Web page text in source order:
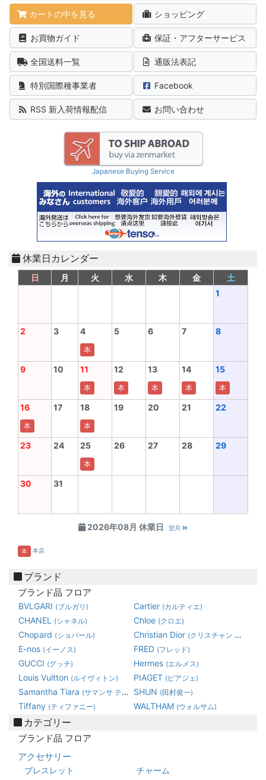
カートの中を見る ショッピング
お買物ガイド 保証・アフターサービス
全国送料一覧 通販法表記
特別国際種事業者 Facebook
RSS 新入荷情報配信 お問い合わせ
Japanese Buying Service
休業日カレンダー
2026年08月 休業日 翌月
日 月 火 水 木 金
土
1
2 3 4
本
5 6 7 8
9 10 11
本
12
本
13
本
14
本
15
本
16
本
17 18
本
19 20 21 22
23 24 25
本
26 27 28 29
30 31
本 本店
ブランド
ブランド品 フロア
BVLGARI (ブルガリ) Cartier (カルティエ)
CHANEL (シャネル) Chloe (クロエ)
Chopard (ショパール) Christian Dior (クリスチャン ディオール)
E-nos (イーノス) FRED (フレッド)
GUCCI (グッチ) Hermes (エルメス)
Louis Vuitton (ルイヴィトン) PIAGET (ピアジェ)
Samantha Tiara (サマンサ ティアラ) SHUN (田村俊一)
Tiffany (ティファニー) WALTHAM (ウォルサム)
カテゴリー
ブランド品 フロア
アクセサリー
ブレスレット
チャーム